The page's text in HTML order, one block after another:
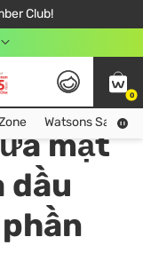
Club!
249,000Đ
Minh City
0
Watsons Safety
mặt
dầu